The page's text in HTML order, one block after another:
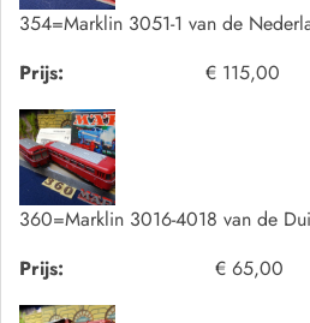
354=Marklin 3051-1 van de
Prijs:
€ 115,00
360=Marklin 3016-4018 van de
Prijs:
€ 65,00